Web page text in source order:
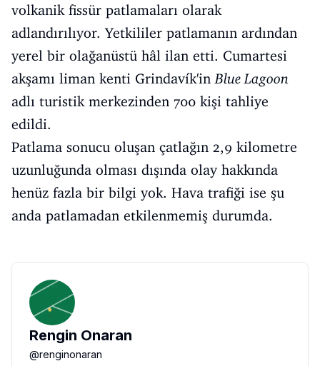
volkanik fissür patlamaları olarak
adlandırılıyor. Yetkililer patlamanın ardından
yerel bir olağanüstü hâl ilan etti. Cumartesi
akşamı liman kenti Grindavík'inBlue Lagoon
adlı turistik merkezinden 700 kişi tahliye
edildi.
Patlama sonucu oluşan çatlağın 2,9 kilometre
uzunluğunda olması dışında olay hakkında
henüz fazla bir bilgi yok. Hava trafiği ise şu
anda patlamadan etkilenmemiş durumda.
Rengin Onaran
@renginonaran